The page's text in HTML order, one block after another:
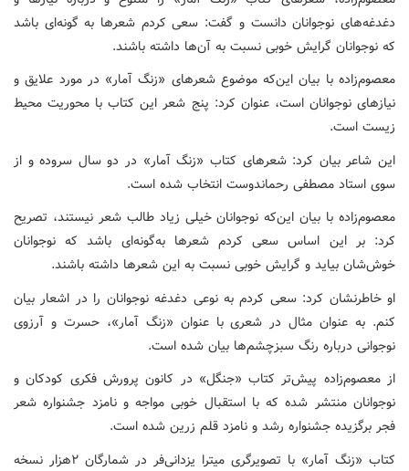
دغدغه‌های نوجوانان دانست و گفت: سعی کردم شعرها به گونه‌ای باشد
که نوجوانان گرایش خوبی نسبت به آن‌ها داشته باشند.
معصوم‌زاده با بیان این‌که موضوع شعرهای «زنگ آمار» در مورد علایق و
نیازهای نوجوانان است، عنوان کرد: پنج شعر این کتاب با محوریت محیط
زیست است.
این شاعر بیان کرد: شعرهای کتاب «زنگ آمار» در دو سال سروده و از
سوی استاد مصطفی رحماندوست انتخاب شده است.
معصوم‌زاده با بیان این‌که نوجوانان خیلی زیاد طالب شعر نیستند، تصریح
کرد: بر این اساس سعی کردم شعرها به‌گونه‌ای باشد که نوجوانان
خوش‌شان بیاید و گرایش خوبی نسبت به این شعرها داشته باشند.
او خاطرنشان کرد: سعی کردم به نوعی دغدغه نوجوانان را در اشعار بیان
کنم. به عنوان مثال در شعری با عنوان «زنگ آمار»، حسرت و آرزوی
نوجوانی درباره رنگ سبزچشم‌ها بیان شده است.
از معصوم‌زاده پیش‌تر کتاب «جنگل» در کانون پرورش فکری کودکان و
نوجوانان منتشر شده که با استقبال خوبی مواجه و نامزد جشنواره شعر
فجر برگزیده جشنواره رشد و نامزد قلم زرین شده است.
کتاب «زنگ آمار» با تصویرگری میترا یزدانی‌فر در شمارگان ۲هزار نسخه